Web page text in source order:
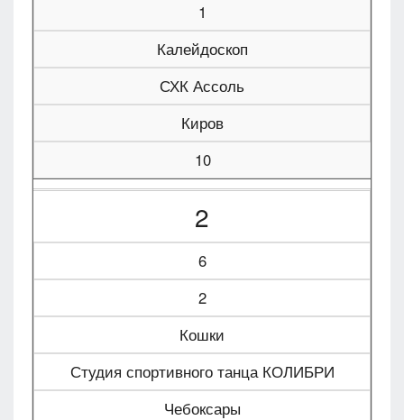
1
Калейдоскоп
СХК Ассоль
Киров
10
2
6
2
Кошки
Студия спортивного танца КОЛИБРИ
Чебоксары